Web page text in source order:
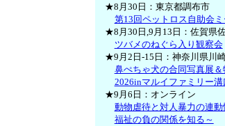
★8月30日：東京都調布市
第13回ペットロス自助会
★8月30日,9月13日：佐賀県
ツバメのねぐら入り観察会
★9月2日-15日：神奈川県川
鼻ぺちゃ犬の合同写真展
2026inマルイファミリー溝
★9月6日：オンライン
動物虐待と対人暴力の連
福祉の負の関係を知る～